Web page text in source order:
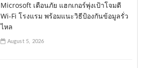
Microsoft เตือนภัย แฮกเกอร์พุ่งเป้าโจมตี
Wi-Fi โรงแรม พร้อมแนะวิธีป้องกันข้อมูลรั่ว
ไหล
August 5, 2026